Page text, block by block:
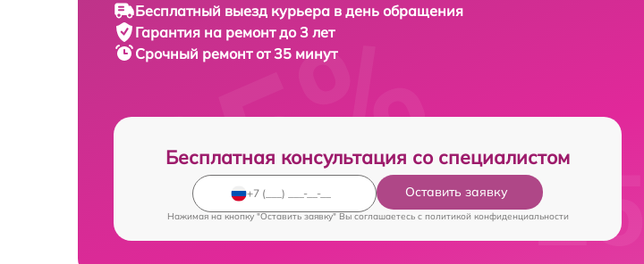
Бесплатный выезд курьера в день обращения
Гарантия на ремонт до 3 лет
Срочный ремонт от 35 минут
Бесплатная консультация со специалистом
Оставить заявку
Нажимая на кнопку "Оставить заявку" Вы соглашаетесь c политикой конфиденциальности